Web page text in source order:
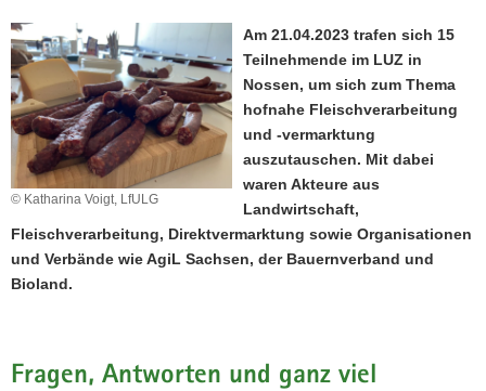
n
d
e
N
a
v
i
a
t
i
© Katharina Voigt, LfULG
Am 21.04.2023 trafen sich 15
Teilnehmende im LUZ in
Nossen, um sich zum Thema
hofnahe Fleischverarbeitung
und -vermarktung
auszutauschen. Mit dabei
waren Akteure aus
Landwirtschaft,
Fleischverarbeitung, Direktvermarktung sowie Organisationen
und Verbände wie AgiL Sachsen, der Bauernverband und
Bioland.
Fragen, Antworten und ganz viel